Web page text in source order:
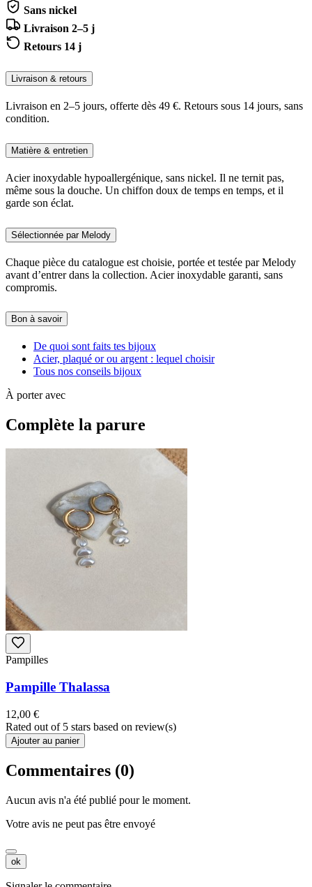
Sans nickel
Livraison 2–5 j
Retours 14 j
Livraison & retours
Livraison en 2–5 jours, offerte dès 49 €. Retours sous 14 jours, sans
condition.
Matière & entretien
Acier inoxydable hypoallergénique, sans nickel. Il ne ternit pas,
même sous la douche. Un chiffon doux de temps en temps, et il
garde son éclat.
Sélectionnée par Melody
Chaque pièce du catalogue est choisie, portée et testée par Melody
avant d’entrer dans la collection. Acier inoxydable garanti, sans
compromis.
Bon à savoir
De quoi sont faits tes bijoux
Acier, plaqué or ou argent : lequel choisir
Tous nos conseils bijoux
À porter avec
Complète la parure
Pampilles
Pampille Thalassa
12,00 €
Rated out of 5 stars based on review(s)
Ajouter au panier
Commentaires (0)
Aucun avis n'a été publié pour le moment.
Votre avis ne peut pas être envoyé
ok